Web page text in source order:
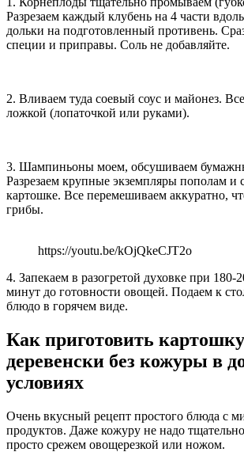
Разрезаем каждый клубень на 4 части
дольки на подготовленный противень.
специи и приправы. Соль не добавляйте.
2. Вливаем туда соевый соус и майонез.
ложкой (лопаточкой или руками).
3. Шампиньоны моем, обсушиваем
Разрезаем крупные экземпляры пополам и
картошке. Все перемешиваем аккуратно,
грибы.
https://youtu.be/kOjQkeCJT2o
4. Запекаем в разогретой духовке при 180-
минут до готовности овощей. Подаем к
блюдо в горячем виде.
Как приготовить
деревенски без кожуры в
условиях
Очень вкусный рецепт простого блюда с
продуктов. Даже кожуру не надо
просто срежем овощерезкой или ножом.